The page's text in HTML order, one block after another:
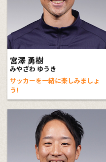
宮澤 勇樹
みやざわ ゆうき
サッカーを一緒に楽しみましょ
う!